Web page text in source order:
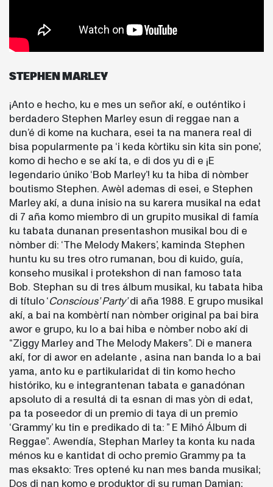
STEPHEN MARLEY
¡Anto e hecho, ku e mes un señor akí, e outéntiko i
berdadero Stephen Marley esun di reggae nan a
dun’é di kome na kuchara, esei ta na manera real di
bisa popularmente pa ‘i keda kòrtiku sin kita sin pone’,
komo di hecho e se akí ta, e di dos yu di e ¡E
legendario úniko ‘Bob Marley’! ku ta hiba di nòmber
boutismo Stephen. Awèl ademas di esei, e Stephen
Marley akí, a duna inisio na su karera musikal na edat
di 7 aña komo miembro di un grupito musikal di famía
ku tabata dunanan presentashon musikal bou di e
nòmber di: ‘The Melody Makers’, kaminda Stephen
huntu ku su tres otro rumanan, bou di kuido, guía,
konseho musikal i protekshon di nan famoso tata
Bob. Stephan su di tres álbum musikal, ku tabata hiba
di título ‘Conscious’ Party’di aña 1988. E grupo musikal
akí, a bai na kombèrtí nan nòmber original pa bai bira
awor e grupo, ku lo a bai hiba e nòmber nobo akí di
“Ziggy Marley and The Melody Makers”. Di e manera
akí, for di awor en adelante , asina nan banda lo a bai
yama, anto ku e partikularidat di tin komo hecho
históriko, ku e integrantenan tabata e ganadónan
apsoluto di a resultá di ta esnan di mas yòn di edat,
pa ta poseedor di un premio di taya di un premio
‘Grammy’ ku tin e predikado di ta: ” E Mihó Álbum di
Reggae”. Awendía, Stephan Marley ta konta ku nada
ménos ku e kantidat di ocho premio Grammy pa ta
mas eksakto: Tres optené ku nan mes banda musikal;
Dos di nan komo e produktor di su ruman Damian;